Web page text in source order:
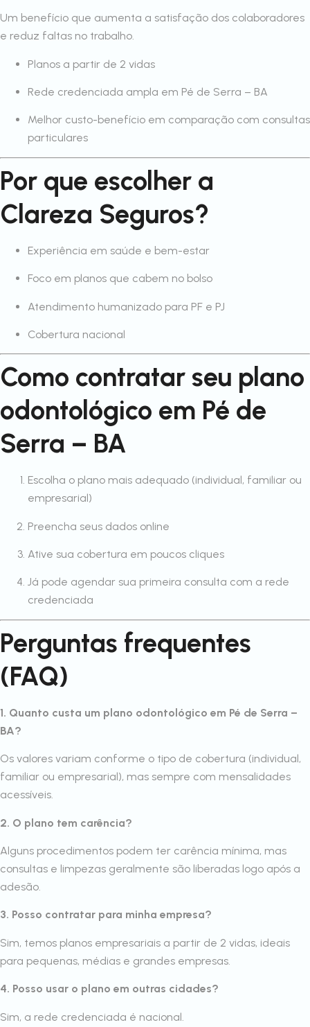
Um benefício que aumenta a satisfação dos colaboradores
e reduz faltas no trabalho.
Planos a partir de 2 vidas
Rede credenciada ampla em Pé de Serra – BA
Melhor custo-benefício em comparação com consultas
particulares
Por que escolher a
Clareza Seguros?
Experiência em saúde e bem-estar
Foco em planos que cabem no bolso
Atendimento humanizado para PF e PJ
Cobertura nacional
Como contratar seu plano
odontológico em Pé de
Serra – BA
Escolha o plano mais adequado (individual, familiar ou
empresarial)
Preencha seus dados online
Ative sua cobertura em poucos cliques
Já pode agendar sua primeira consulta com a rede
credenciada
Perguntas frequentes
(FAQ)
1. Quanto custa um plano odontológico em Pé de Serra –
BA?
Os valores variam conforme o tipo de cobertura (individual,
familiar ou empresarial), mas sempre com mensalidades
acessíveis.
2. O plano tem carência?
Alguns procedimentos podem ter carência mínima, mas
consultas e limpezas geralmente são liberadas logo após a
adesão.
3. Posso contratar para minha empresa?
Sim, temos planos empresariais a partir de 2 vidas, ideais
para pequenas, médias e grandes empresas.
4. Posso usar o plano em outras cidades?
Sim, a rede credenciada é nacional.